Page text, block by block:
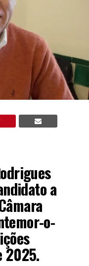
a
o-
2025.